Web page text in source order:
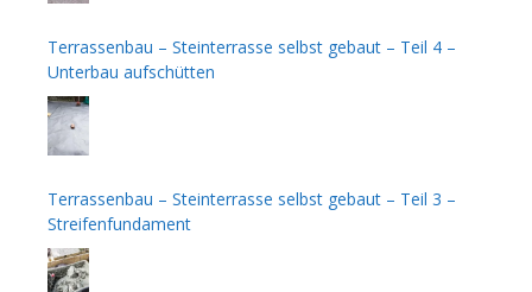
Terrassenbau – Steinterrasse selbst gebaut – Teil 4 –
Unterbau aufschütten
Terrassenbau – Steinterrasse selbst gebaut – Teil 3 –
Streifenfundament